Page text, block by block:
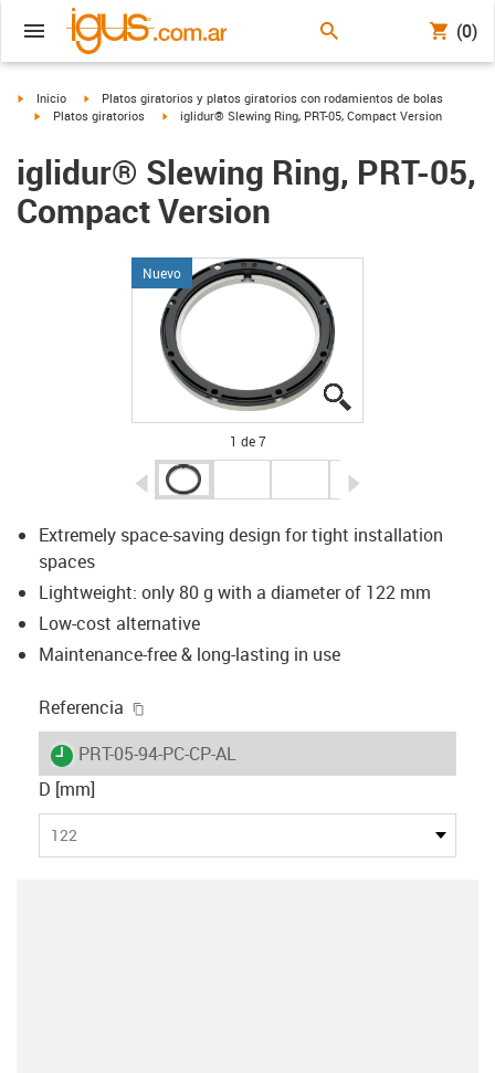
(0)
igus-icon-arrow-right
Inicio igus-icon-arrow-right
Platos giratorios y platos giratorios con rodamientos de bolas
igus-icon-arrow-right
Platos giratorios igus-icon-arrow-right
iglidur® Slewing Ring, PRT-05, Compact Version
iglidur® Slewing Ring, PRT-05,
Compact Version
Nuevo
1 de 7
igus-icon-arrow-left
Extremely space-saving design for tight installation
spaces
Lightweight: only 80 g with a diameter of 122 mm
Low-cost alternative
Maintenance-free & long-lasting in use
Referencia
igus-icon-lieferzeit
PRT-05-94-PC-CP-AL
D [mm]
122